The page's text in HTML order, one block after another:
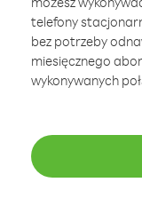
telefony
bez potrzeby
miesięcznego
wykonywanych